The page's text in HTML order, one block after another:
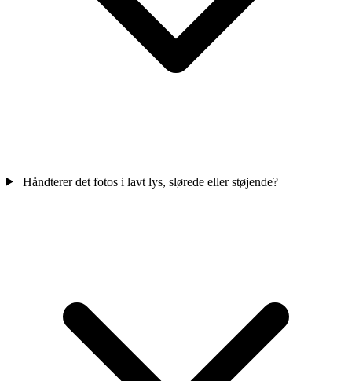
Håndterer det fotos i lavt lys, slørede eller støjende?